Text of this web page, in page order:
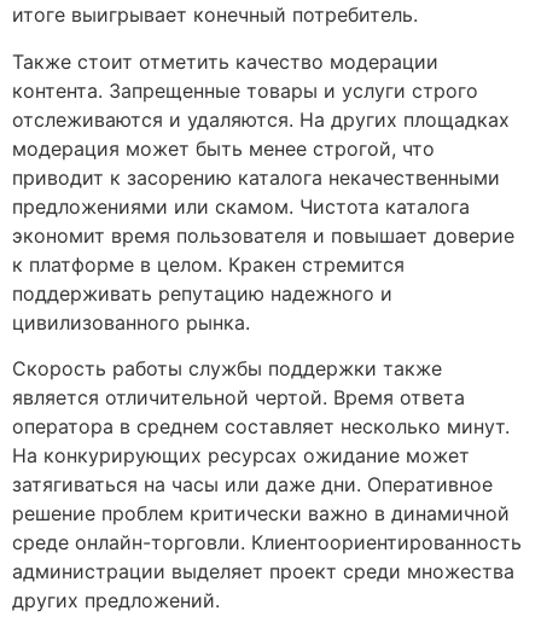
итоге выигрывает конечный потребитель.
Также стоит отметить качество модерации
контента. Запрещенные товары и услуги строго
отслеживаются и удаляются. На других площадках
модерация может быть менее строгой, что
приводит к засорению каталога некачественными
предложениями или скамом. Чистота каталога
экономит время пользователя и повышает доверие
к платформе в целом. Кракен стремится
поддерживать репутацию надежного и
цивилизованного рынка.
Скорость работы службы поддержки также
является отличительной чертой. Время ответа
оператора в среднем составляет несколько минут.
На конкурирующих ресурсах ожидание может
затягиваться на часы или даже дни. Оперативное
решение проблем критически важно в динамичной
среде онлайн-торговли. Клиентоориентированность
администрации выделяет проект среди множества
других предложений.